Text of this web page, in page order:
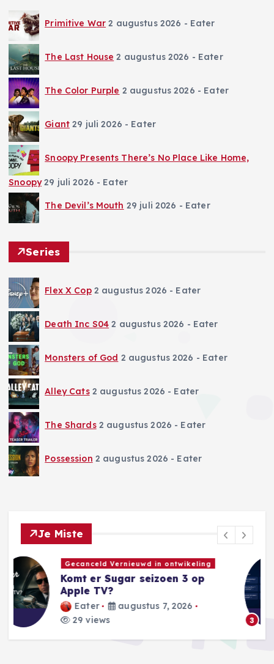
Primitive War 2 augustus 2026 - Eater
The Last House 2 augustus 2026 - Eater
The Color Purple 2 augustus 2026 - Eater
Giant 29 juli 2026 - Eater
Snoopy Presents There’s No Place Like Home,
Snoopy 29 juli 2026 - Eater
The Devil’s Mouth 29 juli 2026 - Eater
Series
Flex X Cop 2 augustus 2026 - Eater
Death Inc S04 2 augustus 2026 - Eater
Monsters of God 2 augustus 2026 - Eater
Alley Cats 2 augustus 2026 - Eater
The Shards 2 augustus 2026 - Eater
Possession 2 augustus 2026 - Eater
Je Miste
AI Nieuws
OpenAI heft limieten voor
ChatGPT-berichten op
Eater
augustus 6, 2026
40 views